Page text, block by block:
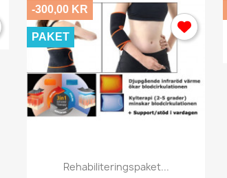
Snabbvy
Rehabiliteringspaket...
-300,00 KR
PAKET